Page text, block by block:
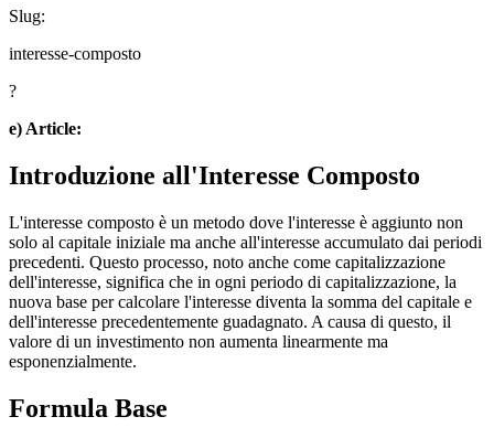
Slug:
interesse-composto
?
e) Article:
Introduzione all'Interesse Composto
L'interesse composto è un metodo dove l'interesse è aggiunto non
solo al capitale iniziale ma anche all'interesse accumulato dai periodi
precedenti. Questo processo, noto anche come capitalizzazione
dell'interesse, significa che in ogni periodo di capitalizzazione, la
nuova base per calcolare l'interesse diventa la somma del capitale e
dell'interesse precedentemente guadagnato. A causa di questo, il
valore di un investimento non aumenta linearmente ma
esponenzialmente.
Formula Base